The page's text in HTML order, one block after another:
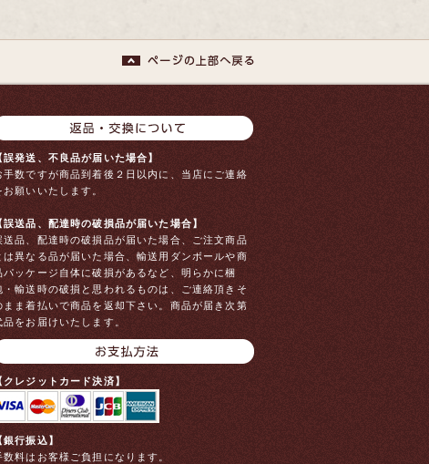
誤発送、不良品が届いた場合】
手数ですが商品到着後２日以内に、当店にご連絡
お願いいたします。
誤送品、配達時の破損品が届いた場合】
送品、配達時の破損品が届いた場合、ご注文商品
は異なる品が届いた場合、輸送用ダンボールや商
パッケージ自体に破損があるなど、明らかに梱
・輸送時の破損と思われるものは、ご連絡頂きそ
まま着払いで商品を返却下さい。商品が届き次第
品をお届けいたします。
クレジットカード決済】
銀行振込】
数料はお客様ご負担になります。